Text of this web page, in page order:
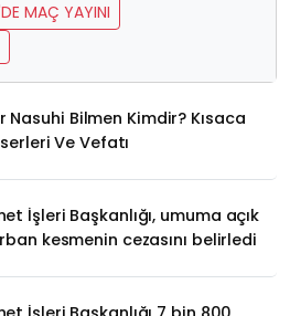
MAÇ YAYINI
Nasuhi Bilmen Kimdir? Kısaca
Ve Vefatı
İşleri Başkanlığı, umuma açık
kesmenin cezasını belirledi